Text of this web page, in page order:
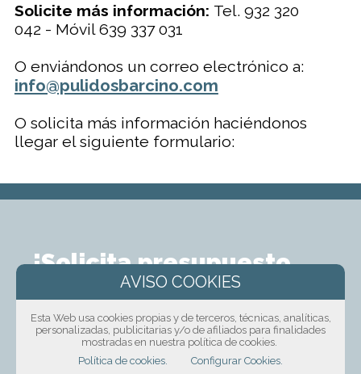
Solicite más información: Tel. 932 320
042 - Móvil 639 337 031
O enviándonos un correo electrónico a:
info@pulidosbarcino.com
O solicita más información haciéndonos
llegar el siguiente formulario:
¡Solicita presupuesto
sin compromiso!
Ponte en contacto con nosotros mediante
nuestro formulario, por teléfono o correo
electrónico. Con un poco de información
Esta Web usa cookies propias y de terceros, técnicas, analíticas,
personalizadas, publicitarias y/o de afiliados para finalidades
mostradas en nuestra política de cookies.
Política de cookies.
Configurar Cookies.